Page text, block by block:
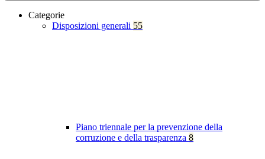
Categorie
Disposizioni generali 55
Piano triennale per la prevenzione della
corruzione e della trasparenza 8